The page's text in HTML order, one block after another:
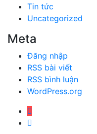
Tin tức
Uncategorized
Meta
Đăng nhập
RSS bài viết
RSS bình luận
WordPress.org